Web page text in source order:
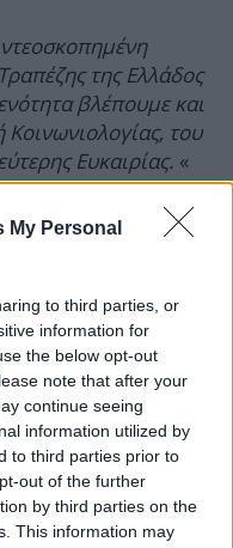
My Personal
to third parties, or
information for
the below opt-out
note that after your
continue seeing
information utilized by
to third parties prior to
out of the further
by third parties on the
This information may
της Ελλάδος
βλέπουμε και
του
Ευκαιρίας. «
κοινοποίσουν
και τους ζήτησαν
με χαρά,
Ωστόσο υπάρχει
κόσμο υπάρχουν δύο
μορφές
αυτή που
η επικύρωση μέσω
Η πρώτη όχι μόνο
καθιστά και
λέγοντάς την. Η
σε αυτή, είναι